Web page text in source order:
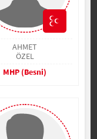
AHMET
ÖZEL
MHP (Besni)